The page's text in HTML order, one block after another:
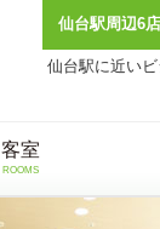
仙台駅周辺6
仙台駅に近い
客室
ROOMS